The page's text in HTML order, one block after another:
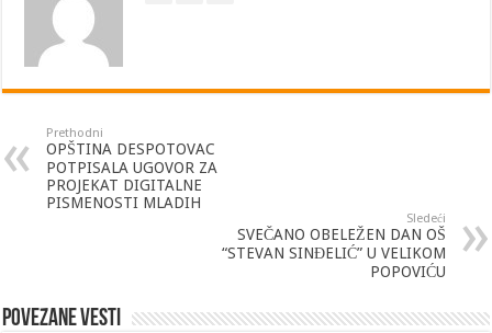
Prethodni
OPŠTINA DESPOTOVAC
POTPISALA UGOVOR ZA
PROJEKAT DIGITALNE
PISMENOSTI MLADIH
Sledeći
SVEČANO OBELEŽEN DAN OŠ
“STEVAN SINĐELIĆ” U VELIKOM
POPOVIĆU
Povezane vesti